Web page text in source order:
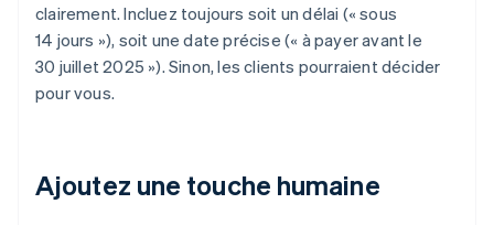
clairement. Incluez toujours soit un délai (« sous
14 jours »), soit une date précise (« à payer avant le
30 juillet 2025 »). Sinon, les clients pourraient décider
pour vous.
Ajoutez une touche humaine